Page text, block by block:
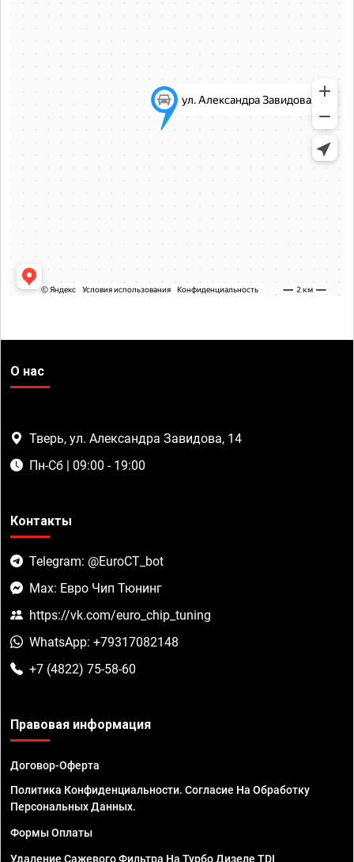
О нас
Тверь, ул. Александра Завидова, 14
Пн-Сб | 09:00 - 19:00
Контакты
Telegram: @EuroCT_bot
Max: Евро Чип Тюнинг
https://vk.com/euro_chip_tuning
WhatsApp: +79317082148
+7 (4822) 75-58-60
Правовая информация
Договор-Оферта
Политика Конфиденциальности. Согласие На Обработку
Персональных Данных.
Формы Оплаты
Удаление Сажевого Фильтра На Турбо Дизеле TDI